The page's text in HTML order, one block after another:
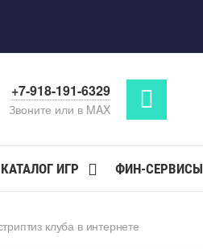
+7-918-191-6329
Звоните или в MAX
КАТАЛОГ ИГР ФИН-СЕРВИСЫ
клуба в интернете